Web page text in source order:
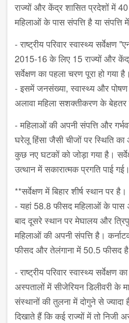
राज्यों और केंद्र शासित प्रदेशों में
महिलाओं के पास संपत्ति है या संपत्ति
- राष्ट्रीय परिवार स्वास्थ्य
2015-16 के लिए 15 राज्यों और
सर्वेक्षण का पहला चरण पूरा हो गया है।
- इसमें जनसंख्या, स्वास्थ्य और पोषण
अलावा महिला सशक्तीकरण के
- महिलाओं की अपनी संपत्ति और
घरेलू हिंसा जैसी चीजों पर स्थिति
कुछ नए घटकों को जोड़ा गया है।
उत्थान में सकारात्मक प्रगति पाई गई।
**सर्वेक्षण में बिहार शीर्ष स्थान पर है।
- यहां 58.8 फीसद महिलाओं के पास
बाद दूसरे स्थान पर मेघालय और
महिलाओं की अपनी संपत्ति है।
फीसद और तेलंगाना में 50.5 फीसद
- राष्ट्रीय परिवार स्वास्थ्य सर्वेक्षण
अस्पतालों में सीजेरियन डिलीवरी के
संस्थानों की तुलना में दोगुने से
दिखाते हैं कि कई राज्यों में तो निजी